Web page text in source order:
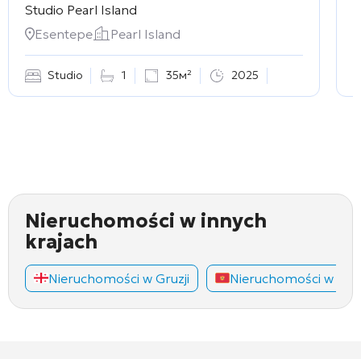
Studio Pearl Island
Esentepe
Pearl Island
Studio 1 35м² 2025
Nieruchomości w innych
krajach
Nieruchomości w Gruzji Nieruchomości w